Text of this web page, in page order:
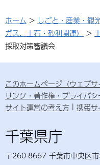
ホーム > しごと・産業・観
ガス、土石・砂利関連）
>
採取対策審議会
このホームページ（ウェブ
リンク・著作権・プライバ
サイト運営の考え方
携帯
千葉県庁
〒260-8667 千葉市中央区